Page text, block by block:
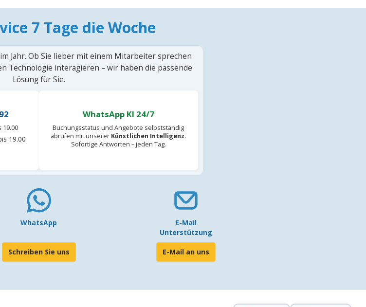
7 Tage die Woche
Jahr. Ob Sie lieber mit einem Mitarbeiter sprechen
Technologie interagieren – wir haben die passende
Lösung für Sie.
19.00
19.00
WhatsApp KI 24/7
Buchungsstatus und Angebote selbstständig
abrufen mit unserer Künstlichen Intelligenz.
Sofortige Antworten – jeden Tag.
WhatsApp
Schreiben Sie uns
E-Mail
Unterstützung
E-Mail an uns